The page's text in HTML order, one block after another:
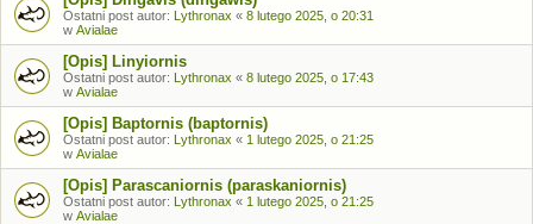
Ostatni post autor: Lythronax « 8 lutego 2025, o 20:31
w Avialae
[Opis] Linyiornis
Ostatni post autor: Lythronax « 8 lutego 2025, o 17:43
w Avialae
[Opis] Baptornis (baptornis)
Ostatni post autor: Lythronax « 1 lutego 2025, o 21:25
w Avialae
[Opis] Parascaniornis (paraskaniornis)
Ostatni post autor: Lythronax « 1 lutego 2025, o 21:25
w Avialae